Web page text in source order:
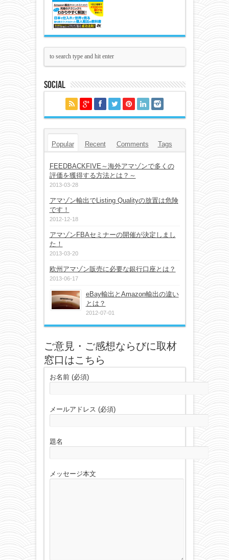
Social
Popular Recent Comments Tags
FEEDBACKFIVE～海外アマゾンで多くの
評価を獲得する方法とは？～
2013-03-28
アマゾン輸出でListing Qualityの放置は危険
です！
2012-12-18
アマゾンFBAセミナーの開催が決定しまし
た！
2013-03-20
欧州アマゾン販売に必要な銀行口座とは？
2013-06-17
eBay輸出とAmazon輸出の違い
とは？
2012-07-01
ご意見・ご感想ならびに取材
窓口はこちら
お名前 (必須)
メールアドレス (必須)
題名
メッセージ本文